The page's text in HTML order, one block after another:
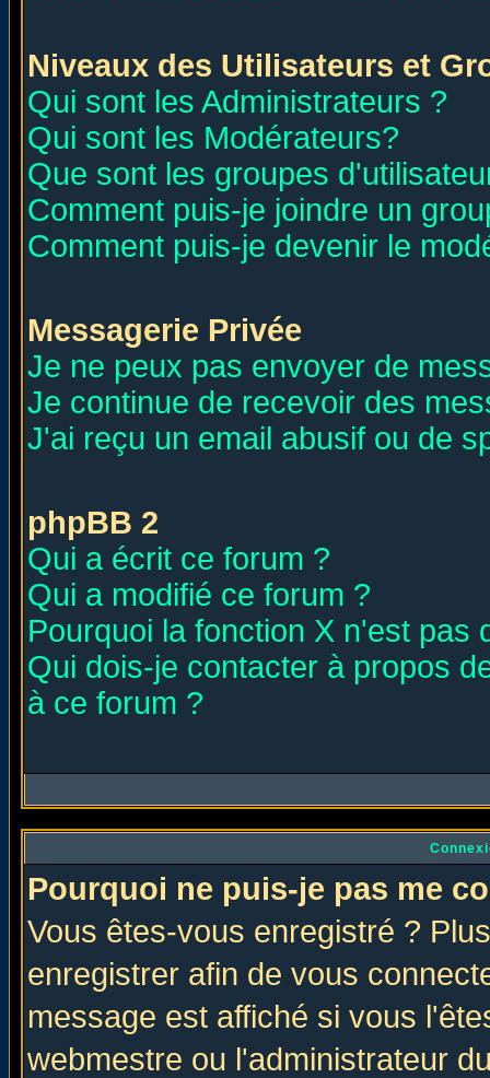
Niveaux des Utilisateurs et
Qui sont les Administrateurs ?
Qui sont les Modérateurs?
Que sont les groupes
Comment puis-je joindre un
Comment puis-je devenir le
Messagerie Privée
Je ne peux pas envoyer de
Je continue de recevoir des
J'ai reçu un email abusif ou de
phpBB 2
Qui a écrit ce forum ?
Qui a modifié ce forum ?
Pourquoi la fonction X n'est pas
Qui dois-je contacter à propos
à ce forum ?
Pourquoi ne puis-je pas me
Vous êtes-vous enregistré ?
enregistrer afin de vous
message est affiché si vous
webmestre ou l'administrateur